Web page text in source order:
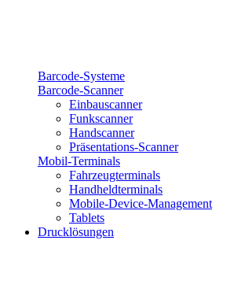
Barcode-Systeme
Barcode-Scanner
Einbauscanner
Funkscanner
Handscanner
Präsentations-Scanner
Mobil-Terminals
Fahrzeugterminals
Handheldterminals
Mobile-Device-Management
Tablets
Drucklösungen